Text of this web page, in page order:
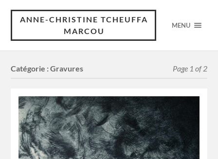
ANNE-CHRISTINE TCHEUFFA
MARCOU
MENU
Catégorie :Gravures Page 1 of 2